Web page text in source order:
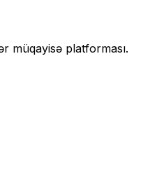
müqayisə platforması.